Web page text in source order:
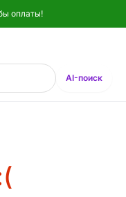
оплаты!
AI-поиск